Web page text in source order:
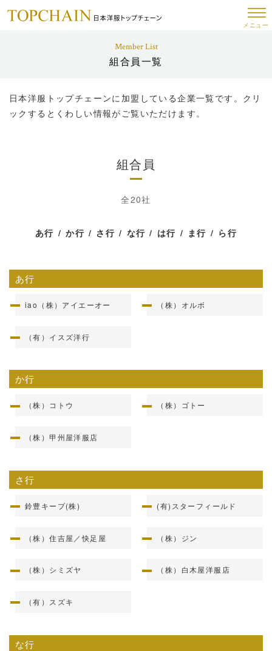
メニュー
Member List
組合員一覧
日本洋服トップチェーンに加盟している企業一覧です。クリ
ックするとくわしい情報がご覧いただけます。
組合員
全20社
あ行 か行 さ行 な行 は行 ま行 ら行
あ行
iao（株）アイエーオー （株）オルボ
（有）イスズ洋行
か行
（株）コトウ （株）ゴトー
（株）甲州屋洋服店
さ行
鈴豊キープ(株) (有)スターフィールド
（株）住吉屋／快足屋 （株）ジン
（株）シミズヤ （株）白木屋洋服店
（有）スズキ
な行